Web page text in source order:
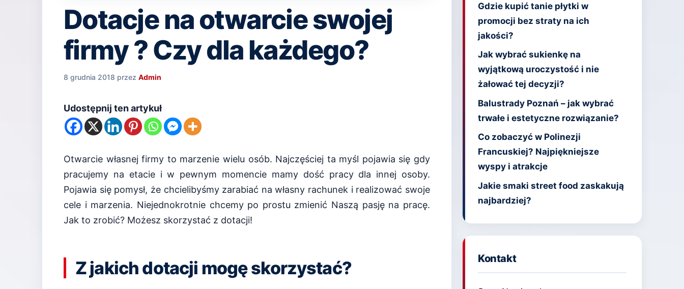
Dotacje na otwarcie swojej
firmy ? Czy dla każdego?
8 grudnia 2018 przez Admin
Udostępnij ten artykuł
Otwarcie własnej firmy to marzenie wielu osób. Najczęściej ta myśl pojawia się gdy
pracujemy na etacie i w pewnym momencie mamy dość pracy dla innej osoby.
Pojawia się pomysł, że chcielibyśmy zarabiać na własny rachunek i realizować swoje
cele i marzenia. Niejednokrotnie chcemy po prostu zmienić Naszą pasję na pracę.
Jak to zrobić? Możesz skorzystać z dotacji!
Z jakich dotacji mogę skorzystać?
Gdzie kupić tanie płytki w
promocji bez straty na ich
jakości?
Jak wybrać sukienkę na
wyjątkową uroczystość i nie
żałować tej decyzji?
Balustrady Poznań – jak wybrać
trwałe i estetyczne rozwiązanie?
Co zobaczyć w Polinezji
Francuskiej? Najpiękniejsze
wyspy i atrakcje
Jakie smaki street food zaskakują
najbardziej?
Kontakt